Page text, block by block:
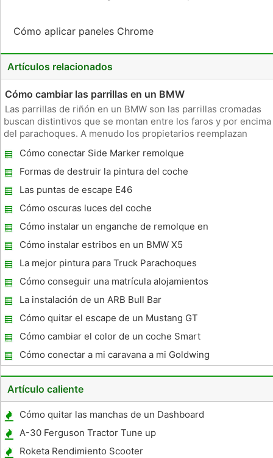
Cómo aplicar paneles Chrome
Artículos relacionados
Cómo cambiar las parrillas en un BMW
Las parrillas de riñón en un BMW son las parrillas cromadas
buscan distintivos que se montan entre los faros y por encima
del parachoques. A menudo los propietarios reemplazan
quieren cambiar las rejillas con un diseño de aspecto más
modern
Cómo conectar Side Marker remolque
Lámparas
Formas de destruir la pintura del coche
Las puntas de escape E46
Cómo oscuras luces del coche
Cómo instalar un enganche de remolque en
un Dodge Journey RT AWD 2010
Cómo instalar estribos en un BMW X5
La mejor pintura para Truck Parachoques
Cómo conseguir una matrícula alojamientos
en Montana
La instalación de un ARB Bull Bar
Cómo quitar el escape de un Mustang GT
Cómo cambiar el color de un coche Smart
Cómo conectar a mi caravana a mi Goldwing
1800 con un convertidor de cinco a cuatro
Artículo caliente
Cómo quitar las manchas de un Dashboard
A-30 Ferguson Tractor Tune up
Especificaciones
Roketa Rendimiento Scooter